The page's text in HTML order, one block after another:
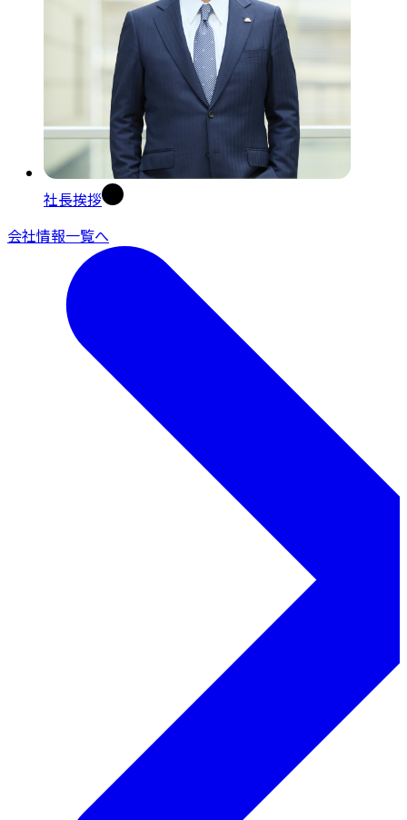
社長挨拶
会社情報一覧へ